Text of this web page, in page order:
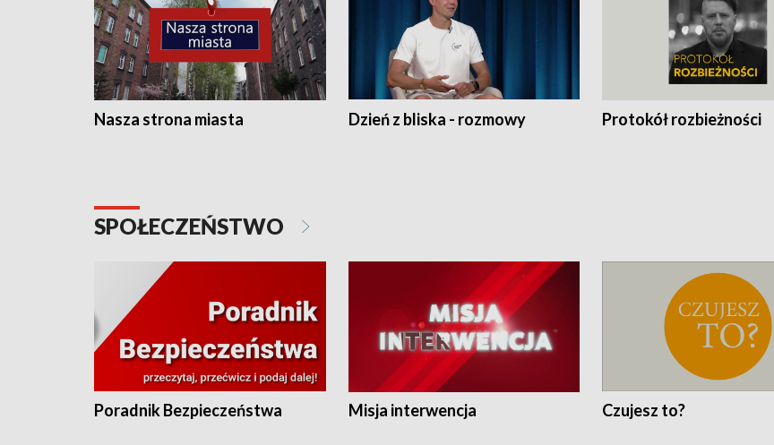
Nasza strona miasta Dzień z bliska - rozmowy Protokół rozbieżności
SPOŁECZEŃSTWO
Poradnik Bezpieczeństwa Misja interwencja Czujesz to?